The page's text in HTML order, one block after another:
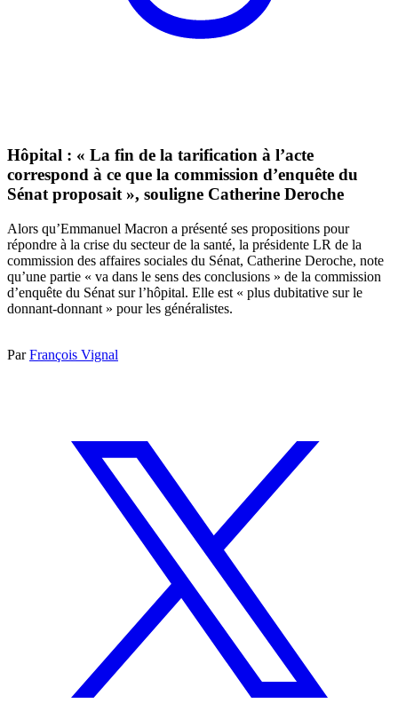
Hôpital : « La fin de la tarification à l’acte
correspond à ce que la commission d’enquête du
Sénat proposait », souligne Catherine Deroche
Alors qu’Emmanuel Macron a présenté ses propositions pour
répondre à la crise du secteur de la santé, la présidente LR de la
commission des affaires sociales du Sénat, Catherine Deroche, note
qu’une partie « va dans le sens des conclusions » de la commission
d’enquête du Sénat sur l’hôpital. Elle est « plus dubitative sur le
donnant-donnant » pour les généralistes.
ParFrançois Vignal